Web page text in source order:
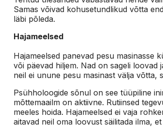
Samas võivad kohusetundlikud võtta
läbi põleda.
Hajameelsed
Hajameelsed panevad pesu masinasse
või päevad hiljem. Nad on sageli loovad
neil ei unune pesu masinast välja võtta,
Psühholoogide sõnul on see tüüpiline
mõttemaailm on aktiivne. Rutiinsed
meeles hoida. Hajameelsed ei vaja
aitavad neil oma loovust säilitada ilma,